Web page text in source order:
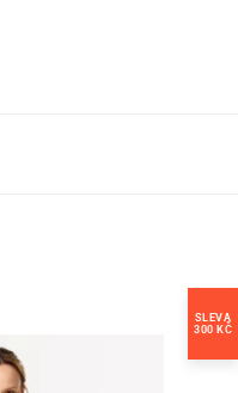
SLEVA
300 KČ